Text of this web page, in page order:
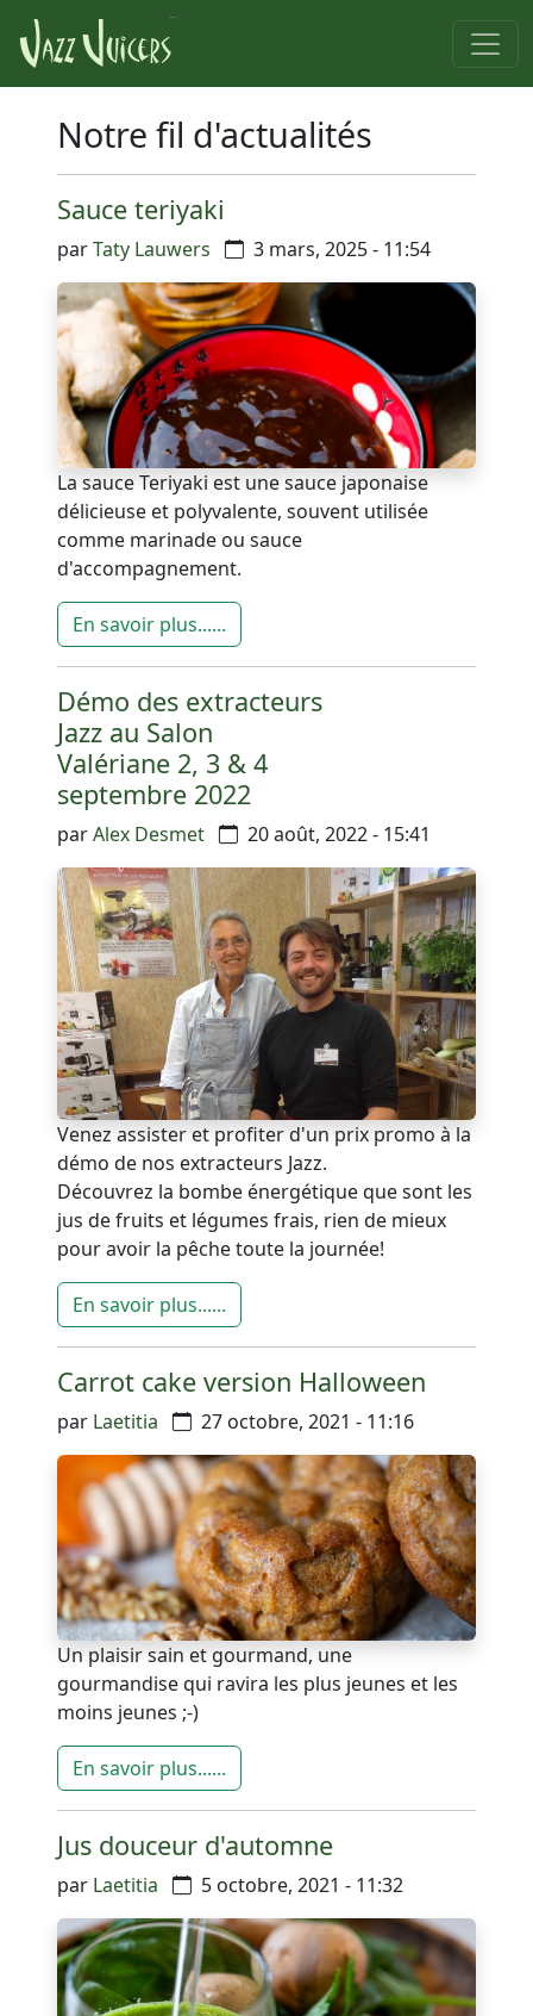
Notre fil d'actualités
Sauce teriyaki
parTaty Lauwers 3 mars, 2025 - 11:54
La sauce Teriyaki est une sauce japonaise
délicieuse et polyvalente, souvent utilisée
comme marinade ou sauce
d'accompagnement.
En savoir plus......
Démo des extracteurs
Jazz au Salon
Valériane 2, 3 & 4
septembre 2022
parAlex Desmet 20 août, 2022 - 15:41
Venez assister et profiter d'un prix promo à la
démo de nos extracteurs Jazz.
Découvrez la bombe énergétique que sont les
jus de fruits et légumes frais, rien de mieux
pour avoir la pêche toute la journée!
En savoir plus......
Carrot cake version Halloween
par Laetitia 27 octobre, 2021 - 11:16
Un plaisir sain et gourmand, une
gourmandise qui ravira les plus jeunes et les
moins jeunes ;-)
En savoir plus......
Jus douceur d'automne
par Laetitia 5 octobre, 2021 - 11:32